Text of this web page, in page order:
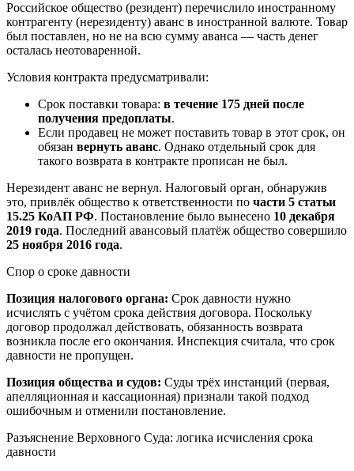
Российское общество (резидент) перечислило иностранному
контрагенту (нерезиденту) аванс в иностранной валюте. Товар
был поставлен, но не на всю сумму аванса — часть денег
осталась неотоваренной.
Условия контракта предусматривали:
Срок поставки товара: в течение 175 дней после
получения предоплаты.
Если продавец не может поставить товар в этот срок, он
обязан вернуть аванс. Однако отдельный срок для
такого возврата в контракте прописан не был.
Нерезидент аванс не вернул. Налоговый орган, обнаружив
это, привлёк общество к ответственности по части 5 статьи
15.25 КоАП РФ. Постановление было вынесено 10 декабря
2019 года. Последний авансовый платёж общество совершило
25 ноября 2016 года.
Спор о сроке давности
Позиция налогового органа: Срок давности нужно
исчислять с учётом срока действия договора. Поскольку
договор продолжал действовать, обязанность возврата
возникла после его окончания. Инспекция считала, что срок
давности не пропущен.
Позиция общества и судов: Суды трёх инстанций (первая,
апелляционная и кассационная) признали такой подход
ошибочным и отменили постановление.
Разъяснение Верховного Суда: логика исчисления срока
давности